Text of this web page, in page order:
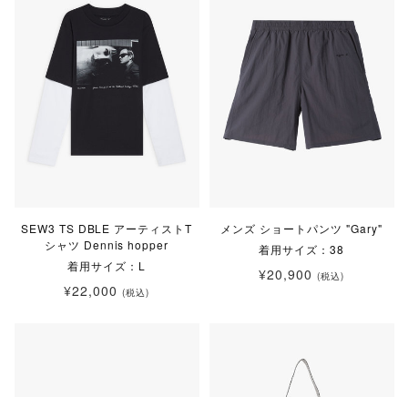
SEW3 TS DBLE アーティストT
シャツ Dennis hopper
着用サイズ：L
¥22,000 (税込)
メンズ ショートパンツ "Gary"
着用サイズ：38
¥20,900 (税込)